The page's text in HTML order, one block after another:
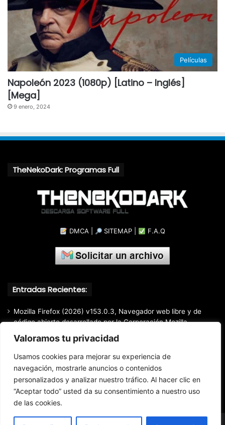
Valoramos tu privacidad
Usamos cookies para mejorar su experiencia de
navegación, mostrarle anuncios o contenidos
personalizados y analizar nuestro tráfico. Al hacer clic en
“Aceptar todo” usted da su consentimiento a nuestro uso
de las cookies.
Películas
Napoleón 2023 (1080p) [Latino – Inglés]
[Mega]
9 enero, 2024
TheNekoDark: Programas Full
DMCA| SITEMAP F.A.Q
Entradas Recientes:
Mozilla Firefox (2026) v153.0.3, Navegador web libre y de
código abierto​ desarrollado por la Corporación Mozilla
Total Audio Converter v6.1.0.305, Solución para convertir o
Markdown Monster (2026) Full Español [Mega]
Advanced Renamer Commercial (2026) 4.24, Extracción de
información de archivos multimedia fácil y rápido.